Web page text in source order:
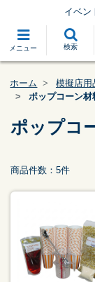
メニュー 検索
イベン
ホーム 模擬店用
ポップコーン材
ポップコ
商品件数：5件